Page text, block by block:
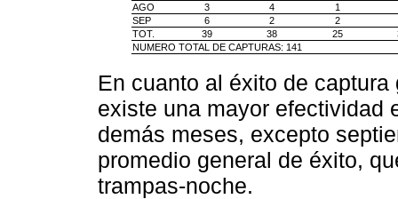
AGO
3 4
1
SEP
6 2
2
TOT.
39 38 25
NUMERO TOTAL DE CAPTURAS: 141
En cuanto al éxito de captura
existe una mayor efectividad
demás meses, excepto
promedio general de éxito,
trampas-noche.